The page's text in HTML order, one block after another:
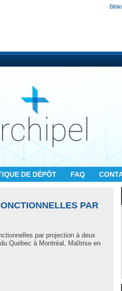
DE DÉPÔT FAQ
PAR
par projection à deux
Québec à Montréal, Maîtrise en